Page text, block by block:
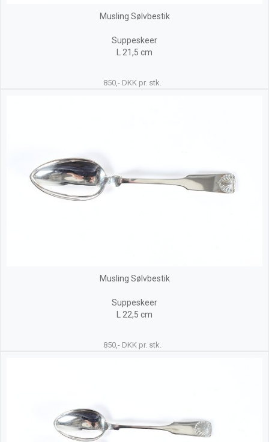
Musling Sølvbestik
Suppeskeer
L 21,5 cm
850,- DKK pr. stk.
Musling Sølvbestik
Suppeskeer
L 22,5 cm
850,- DKK pr. stk.